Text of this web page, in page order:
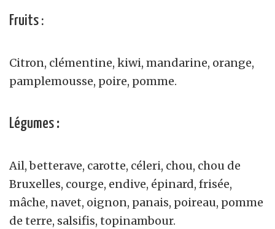
Fruits :
Citron, clémentine, kiwi, mandarine, orange,
pamplemousse, poire, pomme.
Légumes :
Ail, betterave, carotte, céleri, chou, chou de
Bruxelles, courge, endive, épinard, frisée,
mâche, navet, oignon, panais, poireau, pomme
de terre, salsifis, topinambour.